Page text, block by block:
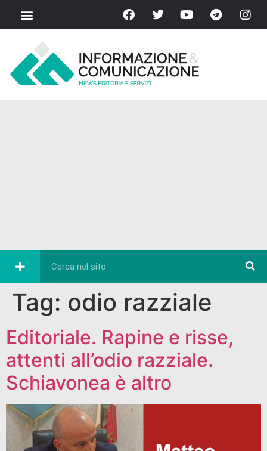
Tag: odio razziale
Editoriale. Rapine e risse,
attenti all’odio razziale.
Schiavonea è altro